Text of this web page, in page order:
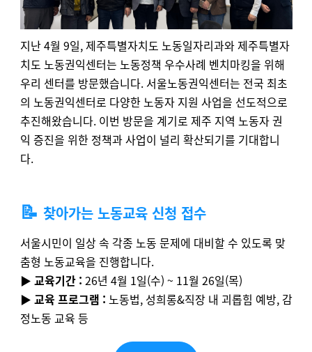
지난 4월 9일, 제주특별자치도 노동일자리과와 제주특별자
치도 노동권익센터는 노동정책 우수사례 벤치마킹을 위해
우리 센터를 방문했습니다. 서울노동권익센터는 전국 최초
의 노동권익센터로 다양한 노동자 지원 사업을 선도적으로
추진해왔습니다. 이번 방문을 계기로 제주 지역 노동자 권
익 증진을 위한 정책과 사업이 널리 확산되기를 기대합니
다.
📝 찾아가는 노동교육 신청 접수
서울시민이 일상 속 각종 노동 문제에 대비할 수 있도록 맞
춤형 노동교육을 진행합니다.
▶️ 교육기간 : 26년 4월 1일(수) ~ 11월 26일(목)
▶️ 교육 프로그램 : 노동법, 성희롱&직장 내 괴롭힘 예방, 감
정노동 교육 등